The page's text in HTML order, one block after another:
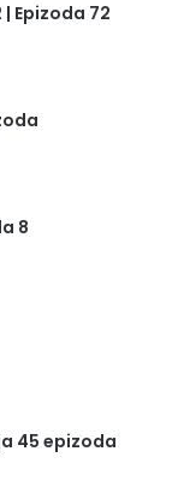
Epizoda 72
8
45 epizoda